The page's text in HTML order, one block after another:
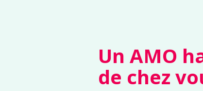
Un AMO
de chez